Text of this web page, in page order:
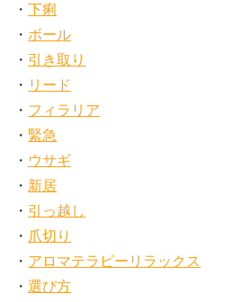
下痢
ボール
引き取り
リード
フィラリア
緊急
ウサギ
新居
引っ越し
爪切り
アロマテラピーリラックス
選び方